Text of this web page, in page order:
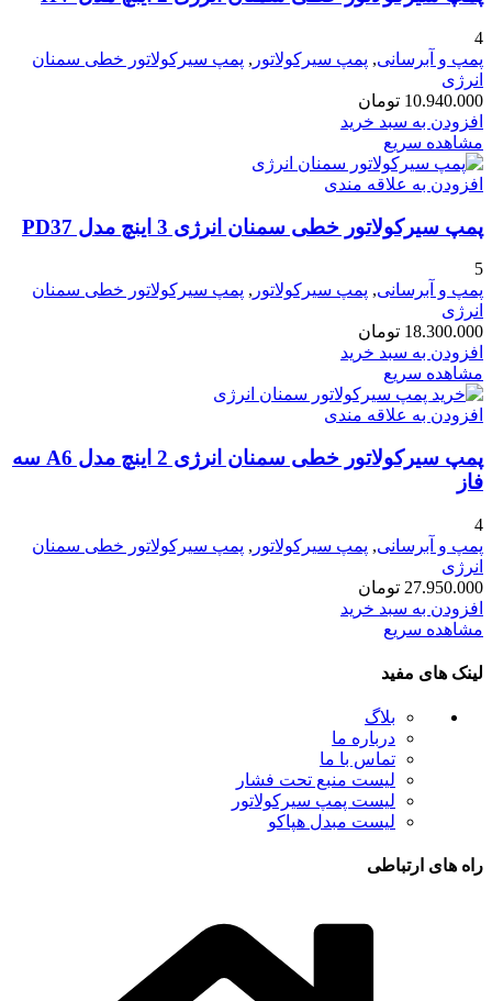
4
پمپ و آبرسانی, پمپ سیرکولاتور , پمپ سیرکولاتور خطی سمنان
انرژی
10.940.000 تومان
افزودن به سبد خرید
مشاهده سریع
افزودن به علاقه مندی
پمپ سیرکولاتور خطی سمنان انرژی 3 اینچ مدل PD37
5
پمپ و آبرسانی, پمپ سیرکولاتور , پمپ سیرکولاتور خطی سمنان
انرژی
18.300.000 تومان
افزودن به سبد خرید
مشاهده سریع
افزودن به علاقه مندی
پمپ سیرکولاتور خطی سمنان انرژی 2 اینچ مدل A6 سه
فاز
4
پمپ و آبرسانی, پمپ سیرکولاتور , پمپ سیرکولاتور خطی سمنان
انرژی
27.950.000 تومان
افزودن به سبد خرید
مشاهده سریع
لینک های مفید
بلاگ
درباره ما
تماس با ما
لیست منبع تحت فشار
لیست پمپ سیرکولاتور
لیست مبدل هپاکو
راه های ارتباطی